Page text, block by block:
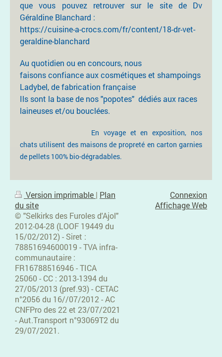
que vous pouvez retrouver sur le site de Dv
Géraldine Blanchard :
https://cuisine-a-crocs.com/fr/content/18-dr-vet-
geraldine-blanchard
Au quotidien ou en concours, nous
faisons confiance aux cosmétiques et shampoings
Ladybel, de fabrication française
Ils sont la base de nos "popotes" dédiés aux races
laineuses et/ou bouclées.
En voyage et en exposition, nos
chats utilisent des maisons de propreté en carton garnies
de pellets 100% bio-dégradables.
Version imprimable | Plan
du site
© "Selkirks des Furoles d'Ajol"
2012-04-28 (LOOF 19449 du
15/02/2012) - Siret :
78851694600019 - TVA infra-
communautaire :
FR16788516946 - TICA
25060 - CC : 2013-1394 du
27/05/2013 (pref.93) - CETAC
n°2056 du 16//07/2012 - AC
CNFPro des 22 et 23/07/2021
- Aut.Transport n°93069T2 du
29/07/2021.
Connexion
Affichage Web